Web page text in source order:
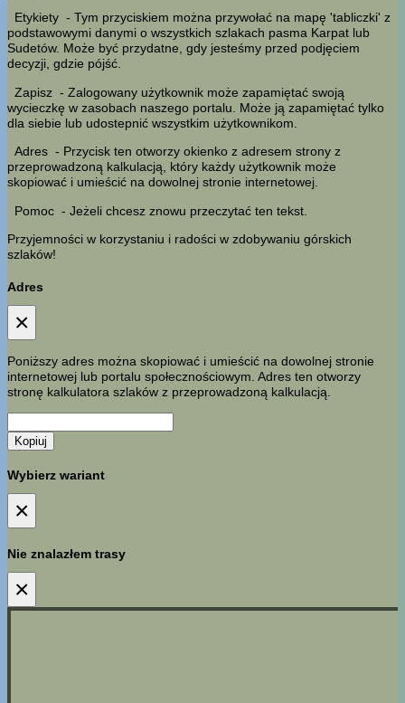
Etykiety - Tym przyciskiem można przywołać na mapę 'tabliczki' z
podstawowymi danymi o wszystkich szlakach pasma Karpat lub
Sudetów. Może być przydatne, gdy jesteśmy przed podjęciem
decyzji, gdzie pójść.
Zapisz - Zalogowany użytkownik może zapamiętać swoją
wycieczkę w zasobach naszego portalu. Może ją zapamiętać tylko
dla siebie lub udostepnić wszystkim użytkownikom.
Adres - Przycisk ten otworzy okienko z adresem strony z
przeprowadzoną kalkulacją, który każdy użytkownik może
skopiować i umieścić na dowolnej stronie internetowej.
Pomoc - Jeżeli chcesz znowu przeczytać ten tekst.
Przyjemności w korzystaniu i radości w zdobywaniu górskich
szlaków!
Adres
×
Poniższy adres można skopiować i umieścić na dowolnej stronie
internetowej lub portalu społecznościowym. Adres ten otworzy
stronę kalkulatora szlaków z przeprowadzoną kalkulacją.
Kopiuj
Wybierz wariant
×
Nie znalazłem trasy
×